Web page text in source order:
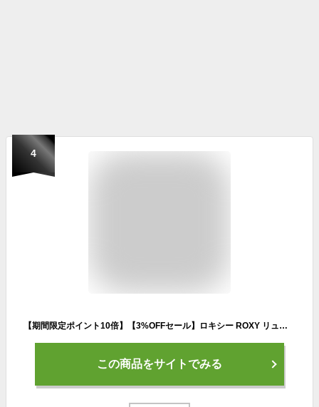
4
【期間限定ポイント10倍】【3%OFFセール】ロキシー ROXY リュック レディース ゴーアウト 25L バックパック リュックサック アウトドア ストリート サーフィン スノーボード スケートボード ジム フィットネス ヨガ カワイイ 通学 入学祝い ブラック 黒 GO OUT 25L RBG211301
この商品をサイトでみる